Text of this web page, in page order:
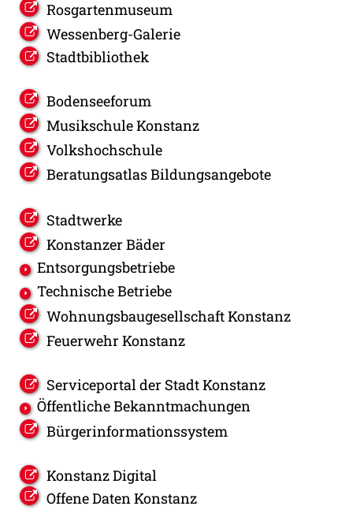
Rosgartenmuseum
Wessenberg-Galerie
Stadtbibliothek
Bodenseeforum
Musikschule Konstanz
Volkshochschule
Beratungsatlas Bildungsangebote
Stadtwerke
Konstanzer Bäder
Entsorgungsbetriebe
Technische Betriebe
Wohnungsbaugesellschaft Konstanz
Feuerwehr Konstanz
Serviceportal der Stadt Konstanz
Öffentliche Bekanntmachungen
Bürgerinformationssystem
Konstanz Digital
Offene Daten Konstanz